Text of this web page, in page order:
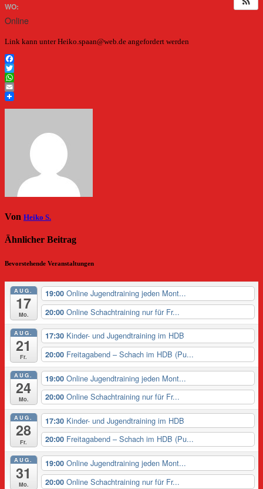
WO:
Online
Link kann unter Heiko.spaan@web.de angefordert werden
Facebook
Twitter
WhatsApp
Email
Von Heiko S.
Ähnlicher Beitrag
Bevorstehende Veranstaltungen
AUG.
17
Mo.
19:00 Online Jugendtraining jeden Mont...
20:00 Online Schachtraining nur für Fr...
AUG.
21
Fr.
17:30 Kinder- und Jugendtraining im HDB
20:00 Freitagabend – Schach im HDB (Pu...
AUG.
24
Mo.
19:00 Online Jugendtraining jeden Mont...
20:00 Online Schachtraining nur für Fr...
AUG.
28
Fr.
17:30 Kinder- und Jugendtraining im HDB
20:00 Freitagabend – Schach im HDB (Pu...
AUG.
31
Mo.
19:00 Online Jugendtraining jeden Mont...
20:00 Online Schachtraining nur für Fr...